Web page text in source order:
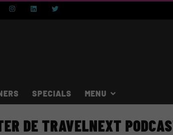
SPECIALS
DE TRAVELNEXT